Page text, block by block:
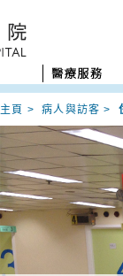
主頁 >病人與訪客 >